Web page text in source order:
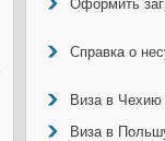
Оформить
Справка о
Виза в Чехию
Виза в